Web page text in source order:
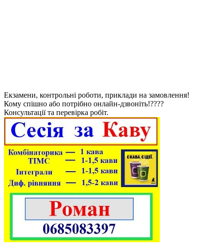
Екзамени, контрольні роботи, приклади на замовлення!
Кому спішно або потрібно онлайн-дзвоніть!????
Консультації та перевірка робіт.